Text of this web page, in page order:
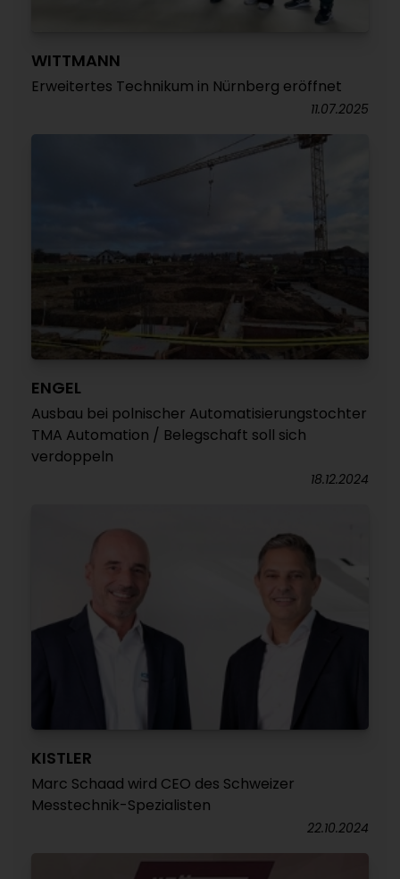
WITTMANN
Erweitertes Technikum in Nürnberg eröffnet
11.07.2025
ENGEL
Ausbau bei polnischer Automatisierungstochter
TMA Automation / Belegschaft soll sich
verdoppeln
18.12.2024
KISTLER
Marc Schaad wird CEO des Schweizer
Messtechnik-Spezialisten
22.10.2024